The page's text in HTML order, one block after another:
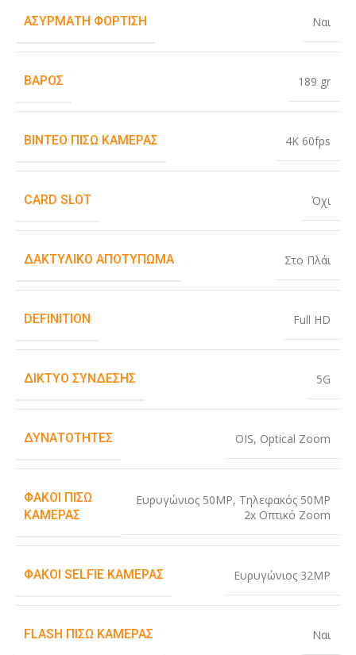
ΑΣΎΡΜΑΤΗ ΦΌΡΤΙΣΗ Ναι
ΒΆΡΟΣ 189 gr
ΒΊΝΤΕΟ ΠΊΣΩ ΚΆΜΕΡΑΣ 4K 60fps
CARD SLOT Όχι
ΔΑΚΤΥΛΙΚΌ ΑΠΟΤΎΠΩΜΑ Στο Πλάι
DEFINITION Full HD
ΔΊΚΤΥΟ ΣΎΝΔΕΣΗΣ 5G
ΔΥΝΑΤΌΤΗΤΕΣ OIS, Optical Zoom
ΦΑΚΟΊ ΠΊΣΩ
ΚΆΜΕΡΑΣ
Ευρυγώνιος 50MP, Τηλεφακός 50MP
2x Οπτικό Zoom
ΦΑΚΟΊ SELFIE ΚΆΜΕΡΑΣ Ευρυγώνιος 32MP
FLASH ΠΊΣΩ ΚΆΜΕΡΑΣ Ναι